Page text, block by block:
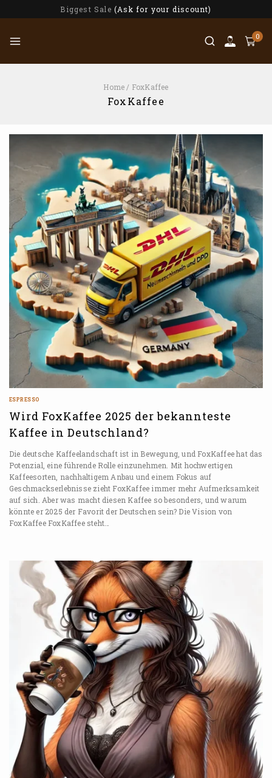
Biggest Sale (Ask for your discount)
0
Home / FoxKaffee
FoxKaffee
ESPRESSO
Wird FoxKaffee 2025 der bekannteste
Kaffee in Deutschland?
Die deutsche Kaffeelandschaft ist in Bewegung, und FoxKaffee hat das
Potenzial, eine führende Rolle einzunehmen. Mit hochwertigen
Kaffeesorten, nachhaltigem Anbau und einem Fokus auf
Geschmackserlebnisse zieht FoxKaffee immer mehr Aufmerksamkeit
auf sich. Aber was macht diesen Kaffee so besonders, und warum
könnte er 2025 der Favorit der Deutschen sein? Die Vision von
FoxKaffee FoxKaffee steht…